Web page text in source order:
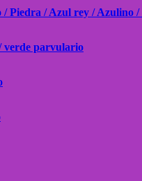
/ Piedra / Azul rey / Azulino /
verde parvulario